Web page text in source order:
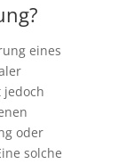
eines
jedoch
oder
solche